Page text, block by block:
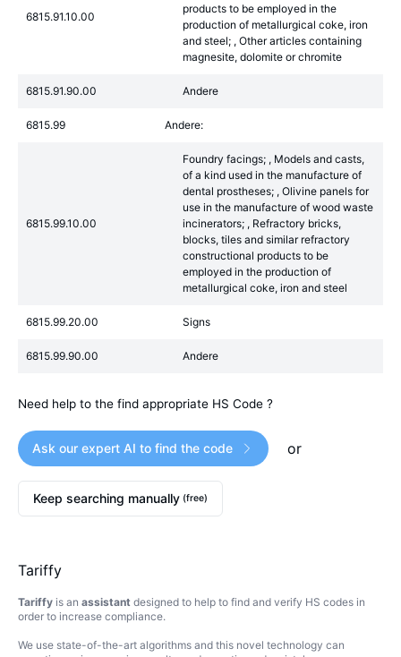
6815.91.10.00
products to be employed in the
production of metallurgical coke, iron
and steel; , Other articles containing
magnesite, dolomite or chromite
6815.91.90.00 Andere
6815.99 Andere:
6815.99.10.00
Foundry facings; , Models and casts,
of a kind used in the manufacture of
dental prostheses; , Olivine panels for
use in the manufacture of wood waste
incinerators; , Refractory bricks,
blocks, tiles and similar refractory
constructional products to be
employed in the production of
metallurgical coke, iron and steel
6815.99.20.00 Signs
6815.99.90.00 Andere
Need help to the find appropriate HS Code ?
Ask our expert AI to find the code or
Keep searching manually (free)
Tariffy
Tariffy is an assistant designed to help to find and verify HS codes in
order to increase compliance.
We use state-of-the-art algorithms and this novel technology can